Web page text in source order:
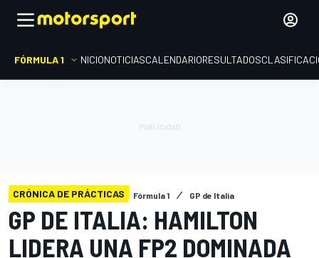
FÓRMULA 1 INICIONOTICIASCALENDARIORESULTADOS
CRÓNICA DE PRÁCTICAS Fórmula 1 GP de Italia
GP DE ITALIA: HAMILTON
LIDERA UNA FP2 DOMINADA